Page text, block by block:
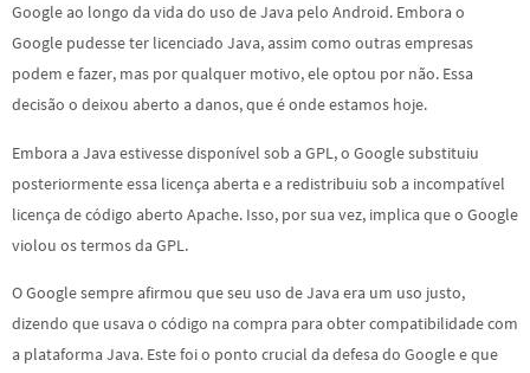
Google ao longo da vida do uso de Java pelo Android. Embora o
Google pudesse ter licenciado Java, assim como outras empresas
podem e fazer, mas por qualquer motivo, ele optou por não. Essa
decisão o deixou aberto a danos, que é onde estamos hoje.
Embora a Java estivesse disponível sob a GPL, o Google substituiu
posteriormente essa licença aberta e a redistribuiu sob a incompatível
licença de código aberto Apache. Isso, por sua vez, implica que o Google
violou os termos da GPL.
O Google sempre afirmou que seu uso de Java era um uso justo,
dizendo que usava o código na compra para obter compatibilidade com
a plataforma Java. Este foi o ponto crucial da defesa do Google e que